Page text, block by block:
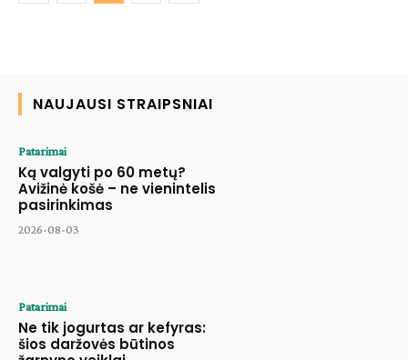
NAUJAUSI STRAIPSNIAI
Patarimai
Ką valgyti po 60 metų?
Avižinė košė – ne vienintelis
pasirinkimas
2026-08-03
Patarimai
Ne tik jogurtas ar kefyras:
šios daržovės būtinos